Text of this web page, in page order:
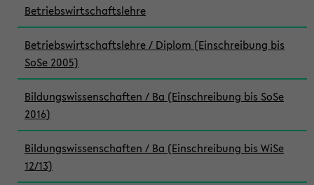
Betriebswirtschaftslehre
Betriebswirtschaftslehre / Diplom (Einschreibung bis
SoSe 2005)
Bildungswissenschaften / Ba (Einschreibung bis SoSe
2016)
Bildungswissenschaften / Ba (Einschreibung bis WiSe
12/13)